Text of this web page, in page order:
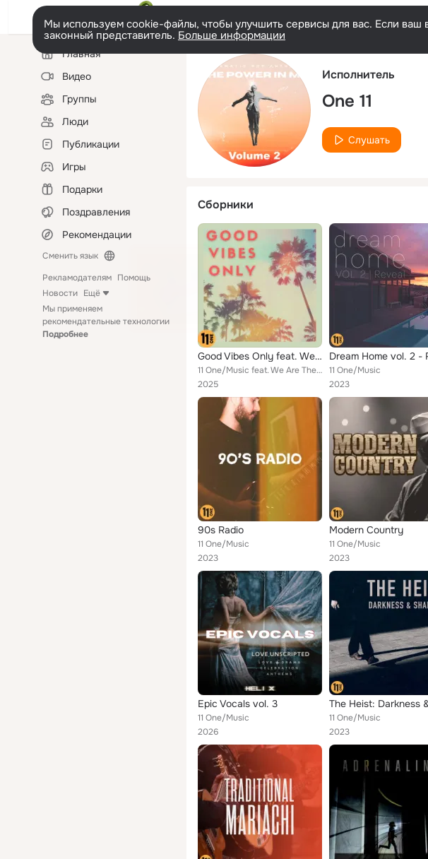
Мы используем cookie-файлы, чтобы улучшить сервисы для вас. Если
законный представитель. Больше информации
Левая
колонкаГлавная
Видео
Группы
Люди
Публикации
Игры
Подарки
Поздравления
Рекомендации
Сменить язык
Рекламодателям Помощь
Новости Ещё
Мы применяем
рекомендательные технологии
Подробнее
Исполнитель
One 11
Слушать
Сборники
Good Vibes Only feat. We Are The Stars
11 One/Music feat. We Are The Stars, Cydnee with a C
2025
11 One/Music
2023
90s Radio
11 One/Music
2023
Modern Country
11 One/Music
2023
Epic Vocals vol. 3
11 One/Music
2026
11 One/Music
2023